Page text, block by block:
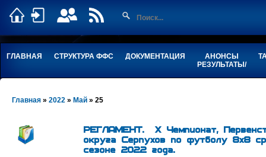
ГЛАВНАЯ СТРУКТУРА ФФС ДОКУМЕНТАЦИЯ
АНОНСЫ
РЕЗУЛЬТАТЫ/
Главная » 2022 » Май » 25
РЕГЛАМЕНТ. X Чемпионат,
округа Серпухов по футболу 8х8
сезоне 2022 года.